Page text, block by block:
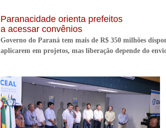
Paranacidade orienta prefeitos
a acessar convênios
Governo do Paraná tem mais de R$ 350 milhões
aplicarem em projetos, mas liberação depende do